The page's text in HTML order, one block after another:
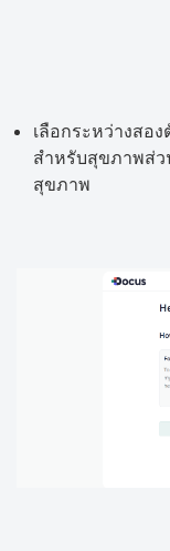
เลือกระหว่างสอ
สำหรับสุขภาพส่
สุขภาพ